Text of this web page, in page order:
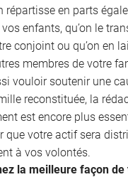
répartisse en parts
enfants, qu’on le
conjoint ou qu’on en
membres de votre
vouloir soutenir une
reconstituée, la
est encore plus
que votre actif sera
à vos volontés.
la meilleure façon